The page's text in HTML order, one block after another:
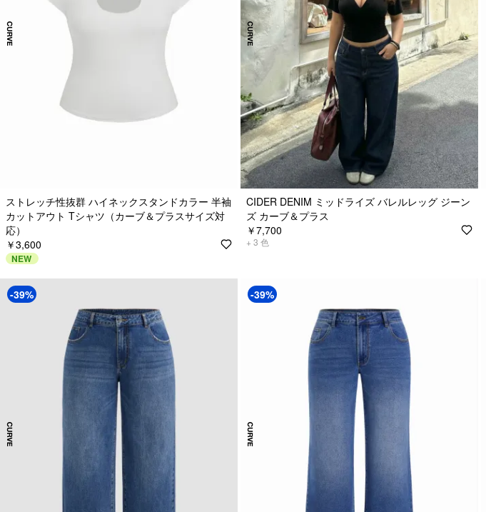
ストレッチ性抜群 ハイネックスタンドカラー 半袖
カットアウト Tシャツ（カーブ＆プラスサイズ対
応）
￥3,600
NEW
CIDER DENIM ミッドライズ バレルレッグ ジーン
ズ カーブ＆プラス
￥7,700
+ 3 色
-39% -39%